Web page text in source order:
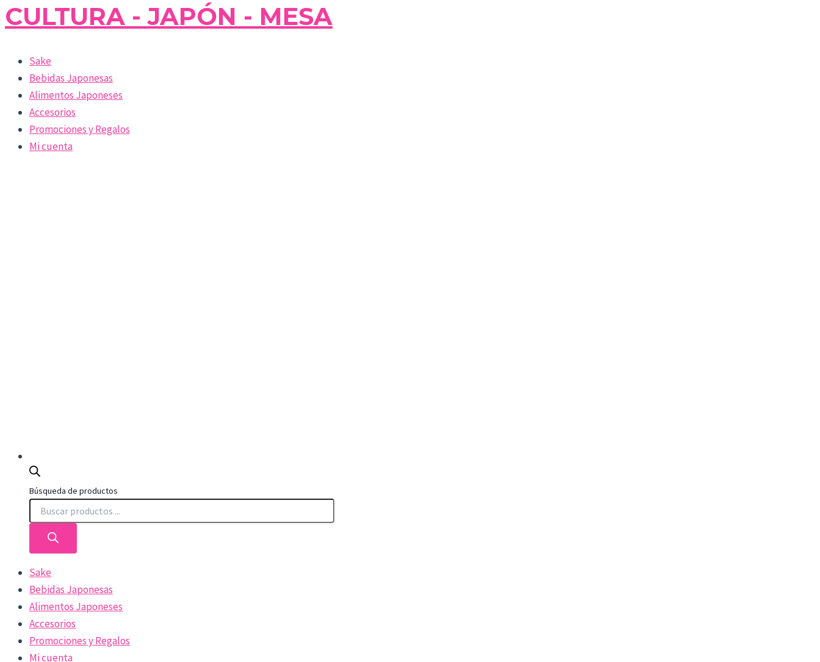
CULTURA - JAPÓN - MESA
Sake
Bebidas Japonesas
Alimentos Japoneses
Accesorios
Promociones y Regalos
Mi cuenta
Búsqueda de productos
Sake
Bebidas Japonesas
Alimentos Japoneses
Accesorios
Promociones y Regalos
Mi cuenta